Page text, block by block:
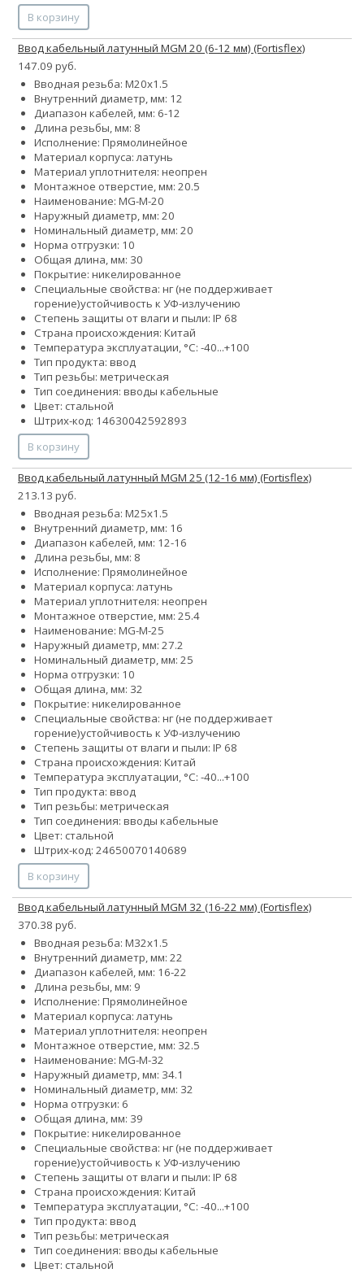
В корзину
Ввод кабельный латунный MGM 20 (6-12 мм) (Fortisflex)
147.09 руб.
Вводная резьба: M20x1.5
Внутренний диаметр, мм: 12
Диапазон кабелей, мм: 6-12
Длина резьбы, мм: 8
Исполнение: Прямолинейное
Материал корпуса: латунь
Материал уплотнителя: неопрен
Монтажное отверстие, мм: 20.5
Наименование: MG-M-20
Наружный диаметр, мм: 20
Номинальный диаметр, мм: 20
Норма отгрузки: 10
Общая длина, мм: 30
Покрытие: никелированное
Специальные свойства: нг (не поддерживает
горение)устойчивость к УФ-излучению
Степень защиты от влаги и пыли: IP 68
Страна происхождения: Китай
Температура эксплуатации, °С: -40...+100
Тип продукта: ввод
Тип резьбы: метрическая
Тип соединения: вводы кабельные
Цвет: стальной
Штрих-код: 14630042592893
В корзину
Ввод кабельный латунный MGM 25 (12-16 мм) (Fortisflex)
213.13 руб.
Вводная резьба: M25x1.5
Внутренний диаметр, мм: 16
Диапазон кабелей, мм: 12-16
Длина резьбы, мм: 8
Исполнение: Прямолинейное
Материал корпуса: латунь
Материал уплотнителя: неопрен
Монтажное отверстие, мм: 25.4
Наименование: MG-M-25
Наружный диаметр, мм: 27.2
Номинальный диаметр, мм: 25
Норма отгрузки: 10
Общая длина, мм: 32
Покрытие: никелированное
Специальные свойства: нг (не поддерживает
горение)устойчивость к УФ-излучению
Степень защиты от влаги и пыли: IP 68
Страна происхождения: Китай
Температура эксплуатации, °С: -40...+100
Тип продукта: ввод
Тип резьбы: метрическая
Тип соединения: вводы кабельные
Цвет: стальной
Штрих-код: 24650070140689
В корзину
Ввод кабельный латунный MGM 32 (16-22 мм) (Fortisflex)
370.38 руб.
Вводная резьба: M32x1.5
Внутренний диаметр, мм: 22
Диапазон кабелей, мм: 16-22
Длина резьбы, мм: 9
Исполнение: Прямолинейное
Материал корпуса: латунь
Материал уплотнителя: неопрен
Монтажное отверстие, мм: 32.5
Наименование: MG-M-32
Наружный диаметр, мм: 34.1
Номинальный диаметр, мм: 32
Норма отгрузки: 6
Общая длина, мм: 39
Покрытие: никелированное
Специальные свойства: нг (не поддерживает
горение)устойчивость к УФ-излучению
Степень защиты от влаги и пыли: IP 68
Страна происхождения: Китай
Температура эксплуатации, °С: -40...+100
Тип продукта: ввод
Тип резьбы: метрическая
Тип соединения: вводы кабельные
Цвет: стальной